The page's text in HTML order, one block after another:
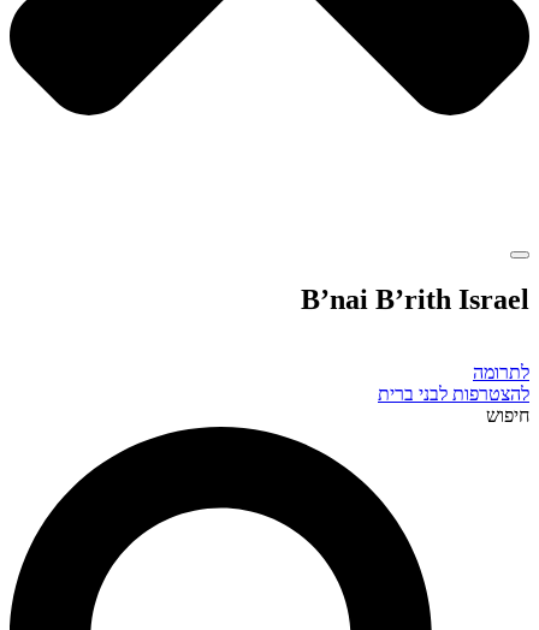
B’nai B’rith Israel
לתרומה
להצטרפות לבני ברית
חיפוש